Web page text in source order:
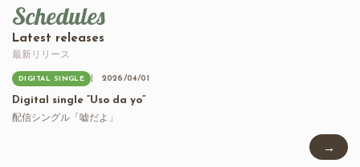
Schedules
Latest releases
最新リリース
DIGITAL SINGLE 2026/04/01
Digital single “Uso da yo”
配信シングル「嘘だよ」
→